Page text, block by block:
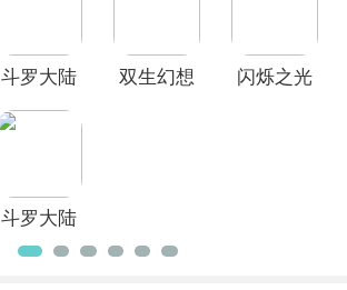
于该榜单您有更好的建议，欢迎在评论
区留言反馈。
斗罗大陆
官方版
双生幻想
闪烁之光
斗罗大陆
魂师对决